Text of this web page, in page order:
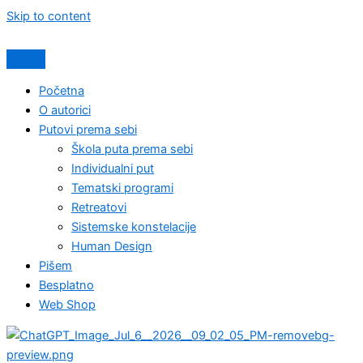
Skip to content
Početna
O autorici
Putovi prema sebi
Škola puta prema sebi
Individualni put
Tematski programi
Retreatovi
Sistemske konstelacije
Human Design
Pišem
Besplatno
Web Shop